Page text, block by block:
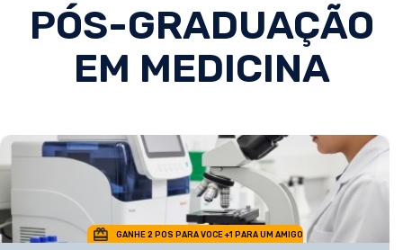
PÓS-GRADUAÇÃO
EM MEDICINA
GANHE 2 POS PARA VOCE +1 PARA UM AMIGO